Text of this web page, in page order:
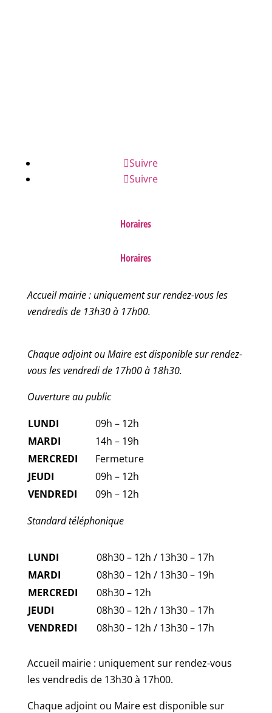
Suivre
Suivre
Horaires
Horaires
Accueil mairie : uniquement sur rendez-vous les
vendredis de 13h30 à 17h00.
Chaque adjoint ou Maire est disponible sur rendez-
vous les vendredi de 17h00 à 18h30.
Ouverture au public
LUNDI
09h – 12h
MARDI
14h – 19h
MERCREDI
Fermeture
JEUDI
09h – 12h
VENDREDI
09h – 12h
Standard téléphonique
LUNDI
08h30 – 12h / 13h30 – 17h
MARDI
08h30 – 12h / 13h30 – 19h
MERCREDI
08h30 – 12h
JEUDI
08h30 – 12h / 13h30 – 17h
VENDREDI
08h30 – 12h / 13h30 – 17h
Accueil mairie : uniquement sur rendez-vous
les vendredis de 13h30 à 17h00.
Chaque adjoint ou Maire est disponible sur